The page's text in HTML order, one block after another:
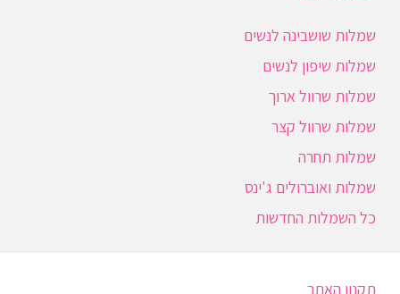
שמלות שושבינה לנשים
שמלות שיפון לנשים
שמלות שרוול ארוך
שמלות שרוול קצר
שמלות תחרה
שמלות ואוברולים ג'ינס
כל השמלות החדשות
תקנון האתר